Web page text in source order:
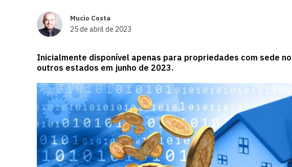
Mucio Costa
25 de abril de 2023
Inicialmente disponível apenas para propriedades com sede
outros estados em junho de 2023.